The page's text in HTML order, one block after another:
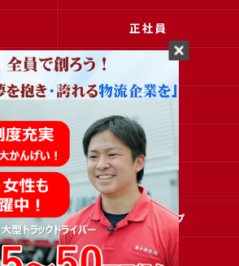
正社員
アクセス
コラム
採用申込
シー サイトマップ